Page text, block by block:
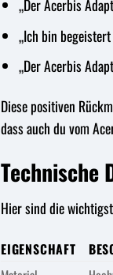
„Der Acerbis
„Ich bin
„Der Acerbis
Diese positiven
dass auch du vom
Technische
Hier sind die
EIGENSCHAFT